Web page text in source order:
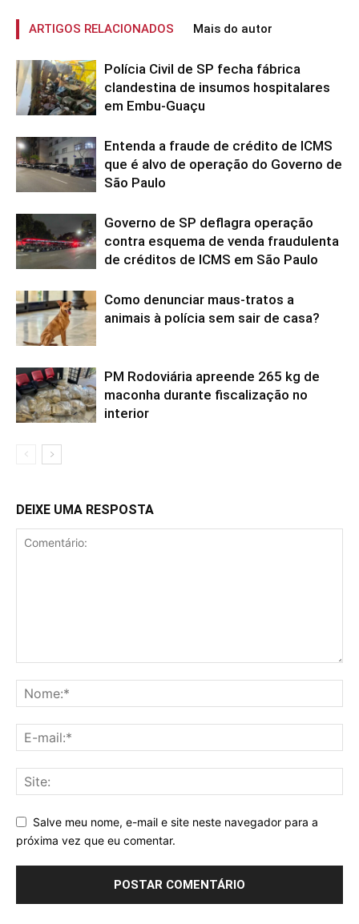
ARTIGOS RELACIONADOS Mais do autor
Polícia Civil de SP fecha fábrica
clandestina de insumos hospitalares
em Embu-Guaçu
Entenda a fraude de crédito de ICMS
que é alvo de operação do Governo de
São Paulo
Governo de SP deflagra operação
contra esquema de venda fraudulenta
de créditos de ICMS em São Paulo
Como denunciar maus-tratos a
animais à polícia sem sair de casa?
PM Rodoviária apreende 265 kg de
maconha durante fiscalização no
interior
DEIXE UMA RESPOSTA
Salve meu nome, e-mail e site neste navegador para a
próxima vez que eu comentar.